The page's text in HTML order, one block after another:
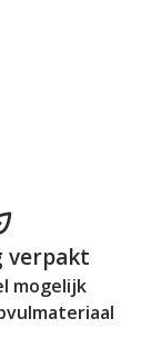
verpakt
mogelijk